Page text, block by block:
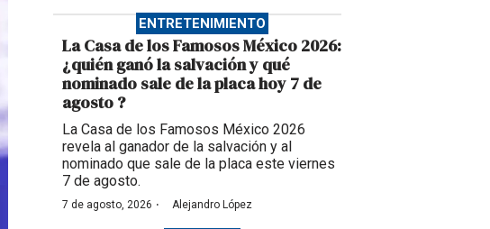
ENTRETENIMIENTO
La Casa de los Famosos México 2026:
¿quién ganó la salvación y qué
nominado sale de la placa hoy 7 de
agosto ?
La Casa de los Famosos México 2026
revela al ganador de la salvación y al
nominado que sale de la placa este viernes
7 de agosto.
7 de agosto, 2026 · Alejandro López